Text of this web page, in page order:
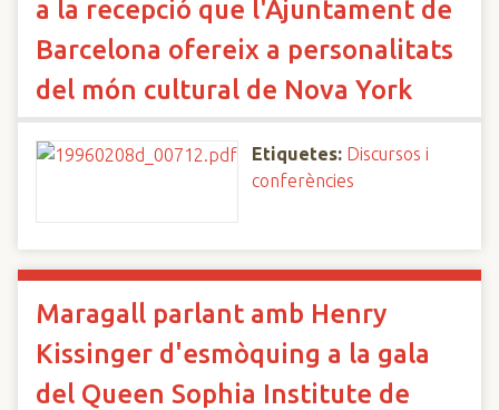
a la recepció que l'Ajuntament de
Barcelona ofereix a personalitats
del món cultural de Nova York
Etiquetes: Discursos i
conferències
Maragall parlant amb Henry
Kissinger d'esmòquing a la gala
del Queen Sophia Institute de